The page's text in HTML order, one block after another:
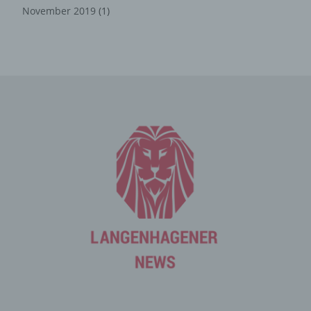
November 2019 (1)
Die Internetseite erfasst mit jedem Aufruf der
Internetseite, von welcher ein zugreifendes System auf
unsere Internetseite gelangt (sogenannte Referrer), (4)
die Unterwebseiten, welche über ein zugreifendes
System auf unserer Internetseite angesteuert werden,
(5) das Datum und die Uhrzeit eines Zugriffs auf die
Internetseite, (6) eine Internet-Protokoll-Adresse (IP-
Adresse), (7) der Internet-Service-Provider des
zugreifenden Systems und (8) sonstige ähnliche Daten
und Informationen, die der Gefahrenabwehr im Falle von